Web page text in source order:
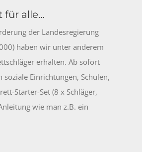
für alle…
der Landesregierung
haben wir unter anderem
erhalten. Ab sofort
Einrichtungen, Schulen,
Starter-Set (8 x Schläger,
wie man z.B. ein